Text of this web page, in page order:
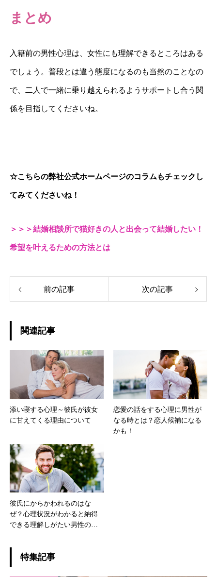
まとめ
入籍前の男性心理は、女性にも理解できるところはある
でしょう。普段とは違う態度になるのも当然のことなの
で、二人で一緒に乗り越えられるようサポートし合う関
係を目指してくださいね。
☆こちらの弊社公式ホームページのコラムもチェックし
てみてくださいね！
＞＞＞結婚相談所で猫好きの人と出会って結婚したい！
希望を叶えるための方法とは
前の記事 次の記事
関連記事
添い寝する心理～彼氏が彼女
に甘えてくる理由について
恋愛の話をする心理に男性が
なる時とは？恋人候補になる
かも！
彼氏にからかわれるのはな
ぜ？心理状況がわかると納得
できる理解しがたい男性の行
特集記事